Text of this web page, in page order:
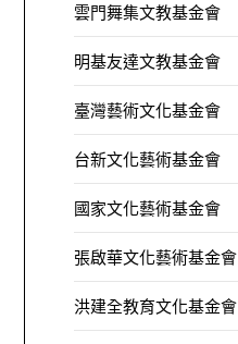
雲門舞集文教基金會
明基友達文教基金會
臺灣藝術文化基金會
台新文化藝術基金會
國家文化藝術基金會
張啟華文化藝術基金會
洪建全教育文化基金會